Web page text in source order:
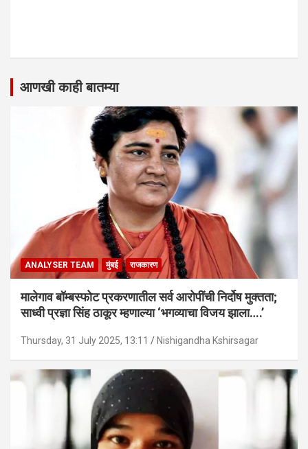
आणखी काही बातम्या
ANALYSER TEAM मुंबई राजकारण
मालेगाव बॉम्बस्फोट प्रकरणातील सर्व आरोपींची निर्दोष मुक्तता;
साध्वी प्रज्ञा सिंह ठाकूर म्हणाल्या ‘भगव्याचा विजय झाला….’
Thursday, 31 July 2025, 13:11 Nishigandha Kshirsagar